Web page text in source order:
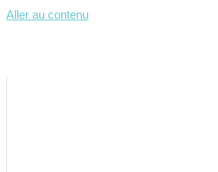
Aller au contenu